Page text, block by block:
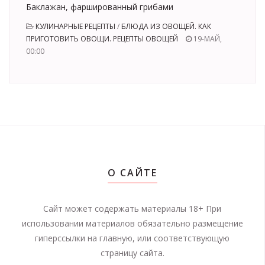
Баклажан, фаршированный грибами
КУЛИНАРНЫЕ РЕЦЕПТЫ / БЛЮДА ИЗ ОВОЩЕЙ. КАК
ПРИГОТОВИТЬ ОВОЩИ. РЕЦЕПТЫ ОВОЩЕЙ
19-МАЙ,
00:00
О САЙТЕ
Сайт может содержать материалы 18+ При
использовании материалов обязательно размещение
гиперссылки на главную, или соответствующую
страницу сайта.